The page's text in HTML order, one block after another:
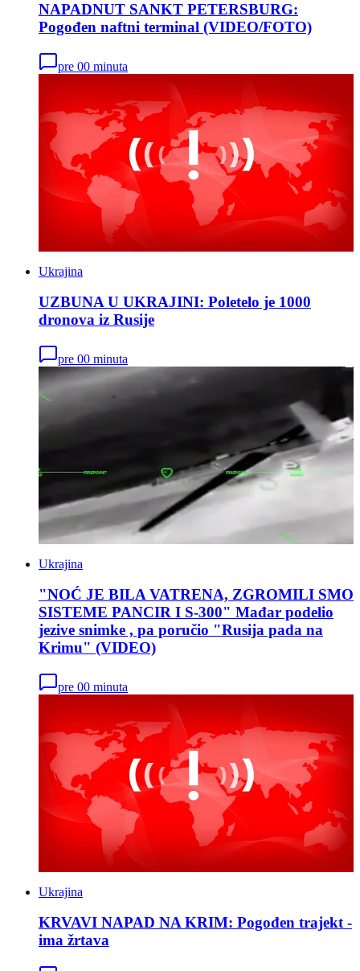
NAPADNUT SANKT PETERSBURG:
Pogođen naftni terminal (VIDEO/FOTO)
pre 00 minuta
Ukrajina
UZBUNA U UKRAJINI: Poletelo je 1000
dronova iz Rusije
pre 00 minuta
Ukrajina
"NOĆ JE BILA VATRENA, ZGROMILI SMO
SISTEME PANCIR I S-300" Mađar podelio
jezive snimke , pa poručio "Rusija pada na
Krimu" (VIDEO)
pre 00 minuta
Ukrajina
KRVAVI NAPAD NA KRIM: Pogođen trajekt -
ima žrtava